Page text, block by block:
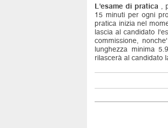
L'esame di pratica,
15 minuti per ogni
pratica inizia nel
lascia al candidato
commissione,
lunghezza minima
rilascerà al candidato